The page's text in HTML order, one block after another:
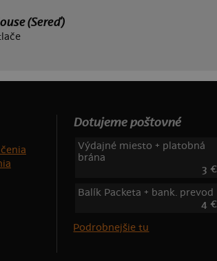
(Sereď)
Dotujeme poštovné
Výdajné miesto + platobná
brána
3 €
Balík Packeta + bank. prevod
4 €
Podrobnejšie tu